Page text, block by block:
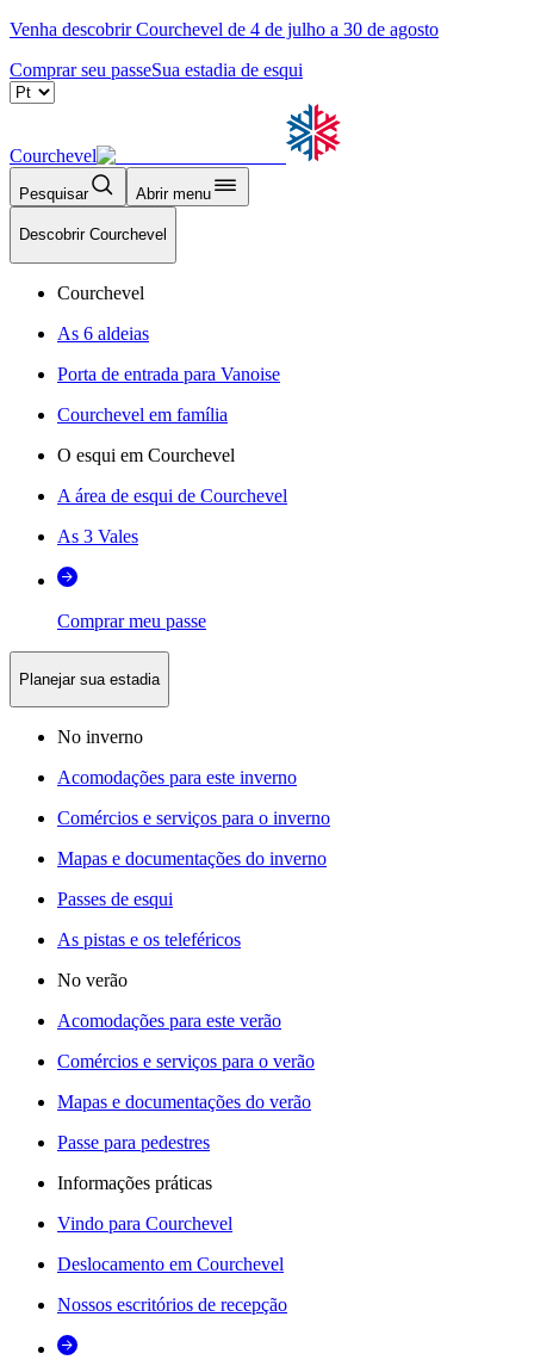
Venha descobrir Courchevel de 4 de julho a 30 de agosto
Comprar seu passeSua estadia de esqui
Courchevel
Pesquisar Abrir menu
Descobrir Courchevel
Courchevel
As 6 aldeias
Porta de entrada para Vanoise
Courchevel em família
O esqui em Courchevel
A área de esqui de Courchevel
As 3 Vales
Comprar meu passe
Planejar sua estadia
No inverno
Acomodações para este inverno
Comércios e serviços para o inverno
Mapas e documentações do inverno
Passes de esqui
As pistas e os teleféricos
No verão
Acomodações para este verão
Comércios e serviços para o verão
Mapas e documentações do verão
Passe para pedestres
Informações práticas
Vindo para Courchevel
Deslocamento em Courchevel
Nossos escritórios de recepção